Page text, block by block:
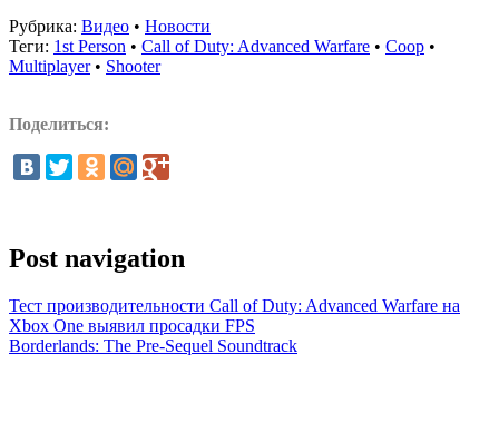
Рубрика: Видео • Новости
Теги: 1st Person • Call of Duty: Advanced Warfare • Coop •
Multiplayer• Shooter
Поделиться:
Post navigation
Тест производительности Call of Duty: Advanced Warfare на
Xbox One выявил просадки FPS
Borderlands: The Pre-Sequel Soundtrack